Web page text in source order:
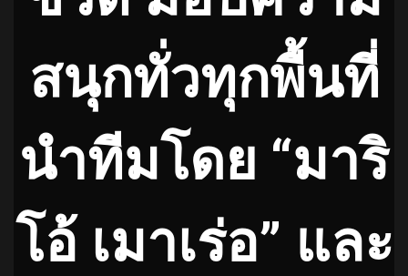
สนุกทั่วทุกพื้นที่
นำทีมโดย “มาริ
โอ้ เมาเร่อ” และ